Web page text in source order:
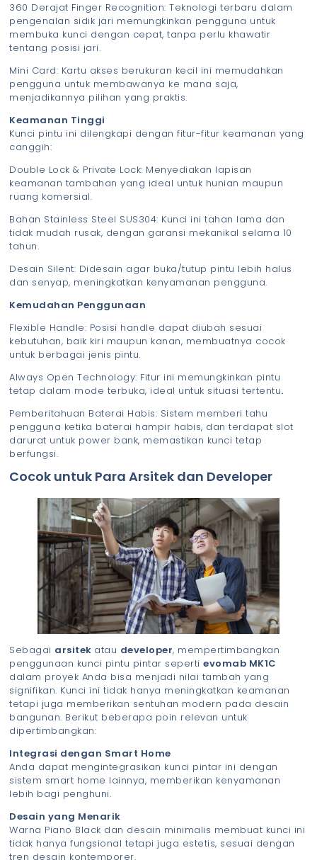
360 Derajat Finger Recognition: Teknologi terbaru dalam
pengenalan sidik jari memungkinkan pengguna untuk
membuka kunci dengan cepat, tanpa perlu khawatir
tentang posisi jari.
Mini Card: Kartu akses berukuran kecil ini memudahkan
pengguna untuk membawanya ke mana saja,
menjadikannya pilihan yang praktis.
Keamanan Tinggi
Kunci pintu ini dilengkapi dengan fitur-fitur keamanan yang
canggih:
Double Lock & Private Lock: Menyediakan lapisan
keamanan tambahan yang ideal untuk hunian maupun
ruang komersial.
Bahan Stainless Steel SUS304: Kunci ini tahan lama dan
tidak mudah rusak, dengan garansi mekanikal selama 10
tahun.
Desain Silent: Didesain agar buka/tutup pintu lebih halus
dan senyap, meningkatkan kenyamanan pengguna.
Kemudahan Penggunaan
Flexible Handle: Posisi handle dapat diubah sesuai
kebutuhan, baik kiri maupun kanan, membuatnya cocok
untuk berbagai jenis pintu.
Always Open Technology: Fitur ini memungkinkan pintu
tetap dalam mode terbuka, ideal untuk situasi tertentu.
Pemberitahuan Baterai Habis: Sistem memberi tahu
pengguna ketika baterai hampir habis, dan terdapat slot
darurat untuk power bank, memastikan kunci tetap
berfungsi.
Cocok untuk Para Arsitek dan Developer
Sebagai arsitek atau developer, mempertimbangkan
penggunaan kunci pintu pintar sepertievomab MK1C
dalam proyek Anda bisa menjadi nilai tambah yang
signifikan. Kunci ini tidak hanya meningkatkan keamanan
tetapi juga memberikan sentuhan modern pada desain
bangunan. Berikut beberapa poin relevan untuk
dipertimbangkan:
Integrasi dengan Smart Home
Anda dapat mengintegrasikan kunci pintar ini dengan
sistem smart home lainnya, memberikan kenyamanan
lebih bagi penghuni.
Desain yang Menarik
Warna Piano Black dan desain minimalis membuat kunci ini
tidak hanya fungsional tetapi juga estetis, sesuai dengan
tren desain kontemporer.